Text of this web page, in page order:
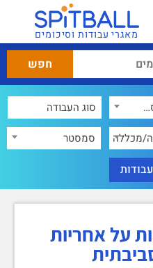
מאגרי עבודות וסיכומים
אחריות עסקית וסביבתית
מכללה סמסטר
על אחריות